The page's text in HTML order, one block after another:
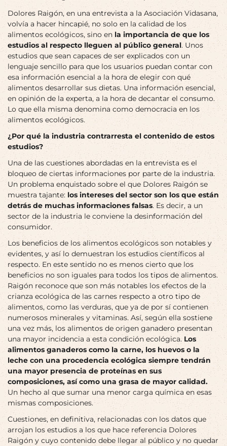
Dolores Raigón, en una entrevista a la Asociación Vidasana,
volvía a hacer hincapié, no solo en la calidad de los
alimentos ecológicos, sino en la importancia de que los
estudios al respecto lleguen al público general. Unos
estudios que sean capaces de ser explicados con un
lenguaje sencillo para que los usuarios puedan contar con
esa información esencial a la hora de elegir con qué
alimentos desarrollar sus dietas. Una información esencial,
en opinión de la experta, a la hora de decantar el consumo.
Lo que ella misma denomina como democracia en los
alimentos ecológicos.
¿Por qué la industria contrarresta el contenido de estos
estudios?
Una de las cuestiones abordadas en la entrevista es el
bloqueo de ciertas informaciones por parte de la industria.
Un problema enquistado sobre el que Dolores Raigón se
muestra tajante: los intereses del sector son los que están
detrás de muchas informaciones falsas. Es decir, a un
sector de la industria le conviene la desinformación del
consumidor.
Los beneficios de los alimentos ecológicos son notables y
evidentes, y así lo demuestran los estudios científicos al
respecto. En este sentido no es menos cierto que los
beneficios no son iguales para todos los tipos de alimentos.
Raigón reconoce que son más notables los efectos de la
crianza ecológica de las carnes respecto a otro tipo de
alimentos, como las verduras, que ya de por sí contienen
numerosos minerales y vitaminas. Así, según ella sostiene
una vez más, los alimentos de origen ganadero presentan
una mayor incidencia a esta condición ecológica. Los
alimentos ganaderos como la carne, los huevos o la
leche con una procedencia ecológica siempre tendrán
una mayor presencia de proteínas en sus
composiciones, así como una grasa de mayor calidad.
Un hecho al que sumar una menor carga química en esas
mismas composiciones.
Cuestiones, en definitiva, relacionadas con los datos que
arrojan los estudios a los que hace referencia Dolores
Raigón y cuyo contenido debe llegar al público y no quedar